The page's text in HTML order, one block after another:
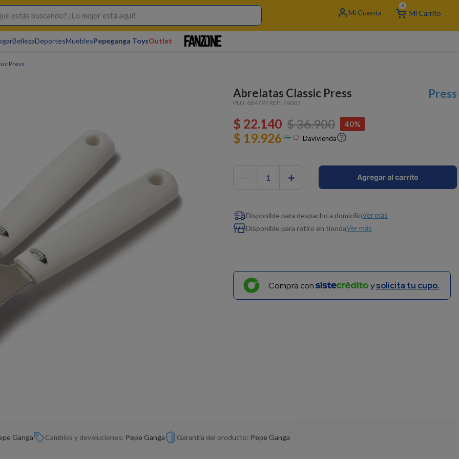
buscando? ¡Lo mejor está aquí! 0
BellezaDeportesMueblesPepeganga ToysOutlet
Press
Abrelatas Classic Press
PLU: 684797 REF: 76007
Press
$ 22.140 $36.900 40%
$ 19.926 Davivienda
＋ Agregar al carrito
Disponible para despacho a domicilioVer más
Disponible para retiro en tiendaVer más
Compra con ysolicita tu cupo.
Ganga Cambios y devoluciones: Pepe Ganga Garantía del producto: Pepe Ganga